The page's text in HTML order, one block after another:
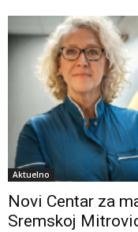
Aktuelno
Novi Centar za
Sremskoj